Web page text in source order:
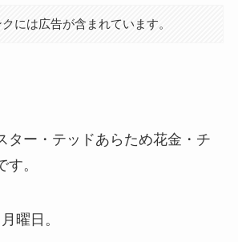
には広告が含まれています。
ター・テッドあらため花金・チ
す。
曜日。